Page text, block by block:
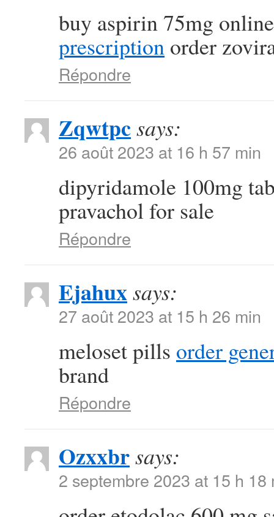
buy aspirin 75mg
prescription order
Répondre
Zqwtpcsays:
26 août 2023 at 16 h 57 min
dipyridamole 100mg
pravachol for sale
Répondre
Ejahuxsays:
27 août 2023 at 15 h 26 min
meloset pills order
brand
Répondre
Ozxxbrsays:
2 septembre 2023 at 15 h 18